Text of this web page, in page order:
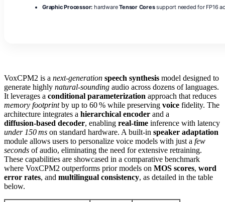
Graphic Processor: hardwareTensor Coressupport needed for FP16
VoxCPM2 is a next‑generation speech synthesis model designed to
generate highly natural‑sounding audio across dozens of languages.
It leverages a conditional parameterization approach that reduces
memory footprintby up to 60 % while preserving voice fidelity. The
architecture integrates a hierarchical encoder and a
diffusion‑based decoder, enabling real‑time inference with latency
under 150 ms on standard hardware. A built‑in speaker adaptation
module allows users to personalize voice models with just a few
seconds of audio, eliminating the need for extensive retraining.
These capabilities are showcased in a comparative benchmark
where VoxCPM2 outperforms prior models on MOS scores, word
error rates, and multilingual consistency, as detailed in the table
below.